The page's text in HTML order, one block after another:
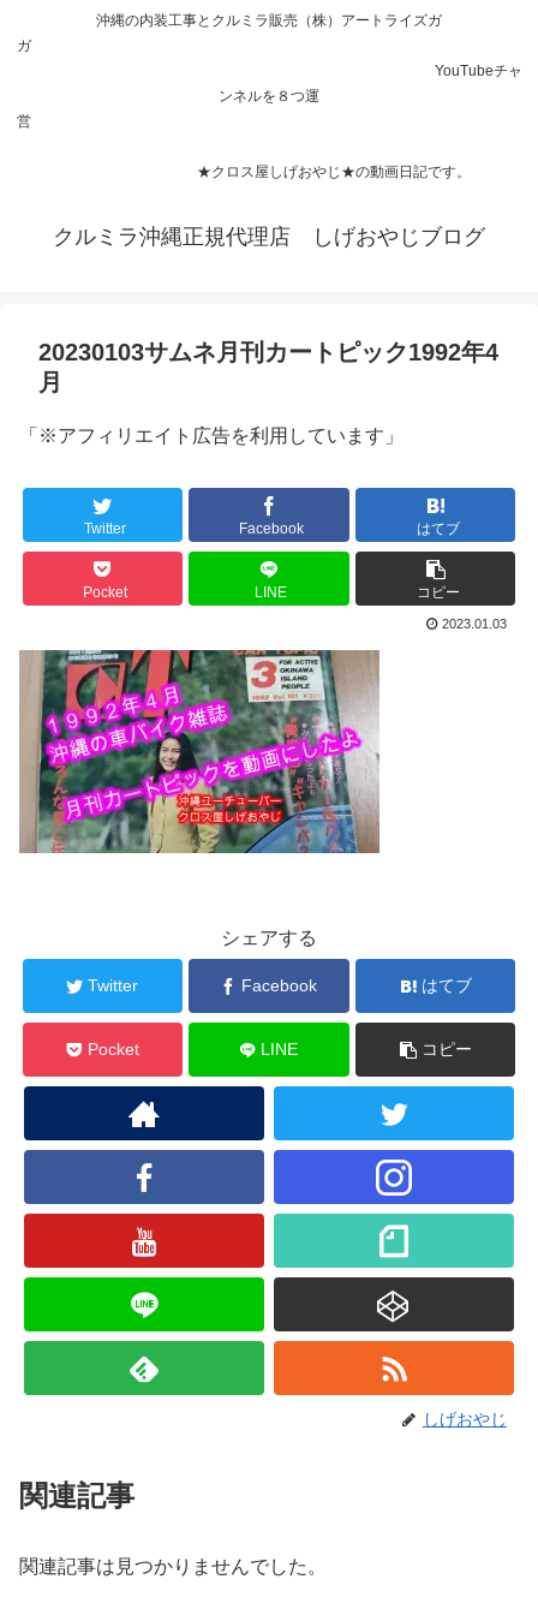
沖縄の内装工事とクルミラ販売（株）アートライズガ
ガ
YouTubeチャ
ンネルを８つ運
営
★クロス屋しげおやじ★の動画日記です。
クルミラ沖縄正規代理店 しげおやじブログ
20230103サムネ月刊カートピック1992年4
月
「※アフィリエイト広告を利用しています」
Twitter Facebook はてブ
Pocket LINE コピー
2023.01.03
シェアする
Twitter Facebook はてブ
Pocket LINE コピー
しげおやじ
関連記事
関連記事は見つかりませんでした。